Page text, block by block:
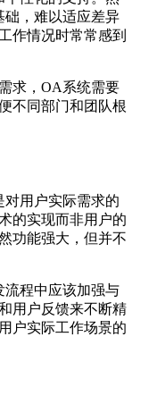
，难以适应差异
作情况时常常感到
求，OA系统需要
不同部门和团队根
用户实际需求的
的实现而非用户的
功能强大，但并不
流程中应该加强与
用户反馈来不断精
户实际工作场景的